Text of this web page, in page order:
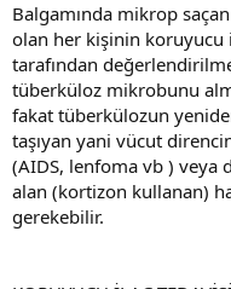
Balgamında mikrop
olan her kişinin koruyucu
tarafından
tüberküloz mikrobunu
fakat tüberkülozun
taşıyan yani vücut
(AIDS, lenfoma vb ) veya
alan (kortizon kullanan)
gerekebilir.